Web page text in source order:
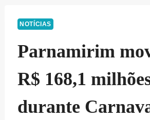
NOTÍCIAS
Parnamirim
R$ 168,1
durante